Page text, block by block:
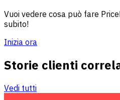
Vuoi vedere cosa può fare
subito!
Inizia ora
Storie clienti
Vedi tutti